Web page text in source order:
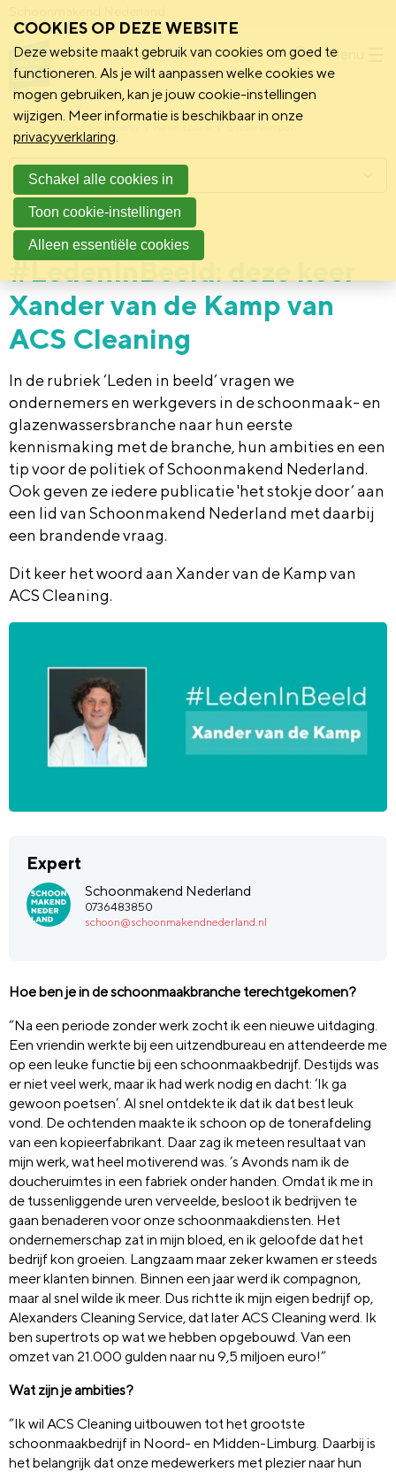
Menu
Schoonmakend Nederland
Vereniging 19 november 2024
#LedenInBeeld: deze keer
Xander van de Kamp van
ACS Cleaning
In de rubriek ‘Leden in beeld’ vragen we
ondernemers en werkgevers in de schoonmaak- en
glazenwassersbranche naar hun eerste
kennismaking met de branche, hun ambities en een
tip voor de politiek of Schoonmakend Nederland.
Ook geven ze iedere publicatie 'het stokje door’ aan
een lid van Schoonmakend Nederland met daarbij
een brandende vraag.
Dit keer het woord aan Xander van de Kamp van
ACS Cleaning.
Expert
Schoonmakend Nederland
0736483850
schoon@schoonmakendnederland.nl
Hoe ben je in de schoonmaakbranche terechtgekomen?
“Na een periode zonder werk zocht ik een nieuwe uitdaging.
Een vriendin werkte bij een uitzendbureau en attendeerde me
op een leuke functie bij een schoonmaakbedrijf. Destijds was
er niet veel werk, maar ik had werk nodig en dacht: ‘Ik ga
gewoon poetsen’. Al snel ontdekte ik dat ik dat best leuk
vond. De ochtenden maakte ik schoon op de tonerafdeling
van een kopieerfabrikant. Daar zag ik meteen resultaat van
mijn werk, wat heel motiverend was. ’s Avonds nam ik de
doucheruimtes in een fabriek onder handen. Omdat ik me in
de tussenliggende uren verveelde, besloot ik bedrijven te
gaan benaderen voor onze schoonmaakdiensten. Het
ondernemerschap zat in mijn bloed, en ik geloofde dat het
bedrijf kon groeien. Langzaam maar zeker kwamen er steeds
meer klanten binnen. Binnen een jaar werd ik compagnon,
maar al snel wilde ik meer. Dus richtte ik mijn eigen bedrijf op,
Alexanders Cleaning Service, dat later ACS Cleaning werd. Ik
ben supertrots op wat we hebben opgebouwd. Van een
omzet van 21.000 gulden naar nu 9,5 miljoen euro!”
Wat zijn je ambities?
“Ik wil ACS Cleaning uitbouwen tot het grootste
schoonmaakbedrijf in Noord- en Midden-Limburg. Daarbij is
het belangrijk dat onze medewerkers met plezier naar hun
Menu
COOKIES OP DEZE WEBSITE
Deze website maakt gebruik van cookies om goed te
functioneren. Als je wilt aanpassen welke cookies we
mogen gebruiken, kan je jouw cookie-instellingen
wijzigen. Meer informatie is beschikbaar in onze
privacyverklaring.
Schakel alle cookies in
Toon cookie-instellingen
Alleen essentiële cookies